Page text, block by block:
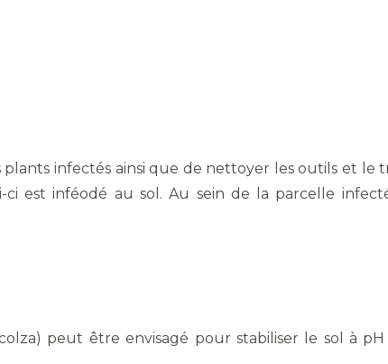
plants infectés ainsi que de nettoyer les outils et
est inféodé au sol. Au sein de la parcelle
peut être envisagé pour stabiliser le sol à